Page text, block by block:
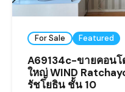
For Sale Featured
A69134c-ขายคอนโ
ใหญ่ WIND
รัชโยธิน ชั้น 10